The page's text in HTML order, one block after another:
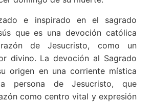
e inspirado en el sagrado
que es una devoción católica
de Jesucristo, como un
divino. La devoción al Sagrado
origen en una corriente mística
persona de Jesucristo, que
como centro vital y expresión